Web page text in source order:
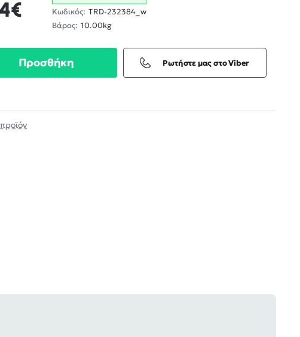
Κωδικός: TRD-232384_w
Βάρος: 10.00kg
Προσθήκη Ρωτήστε μας στο Viber